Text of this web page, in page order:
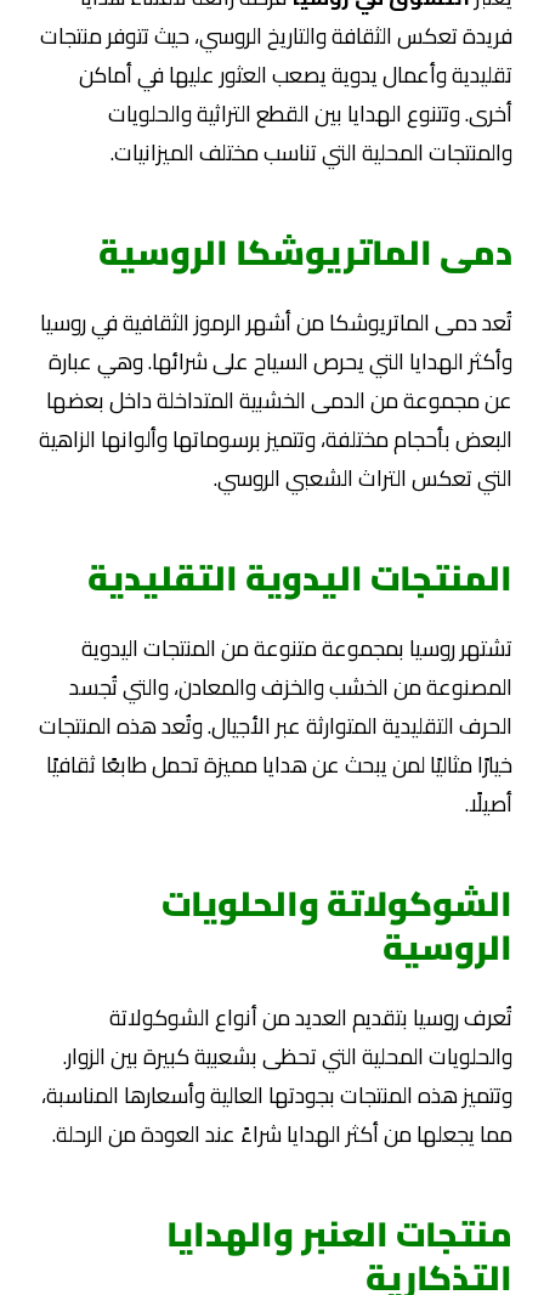
فريدة تعكس الثقافة والتاريخ الروسي، حيث تتوفر منتجات
تقليدية وأعمال يدوية يصعب العثور عليها في أماكن
أخرى. وتتنوع الهدايا بين القطع التراثية والحلويات
والمنتجات المحلية التي تناسب مختلف الميزانيات.
دمى الماتريوشكا الروسية
تُعد دمى الماتريوشكا من أشهر الرموز الثقافية في روسيا
وأكثر الهدايا التي يحرص السياح على شرائها. وهي عبارة
عن مجموعة من الدمى الخشبية المتداخلة داخل بعضها
البعض بأحجام مختلفة، وتتميز برسوماتها وألوانها الزاهية
التي تعكس التراث الشعبي الروسي.
المنتجات اليدوية التقليدية
تشتهر روسيا بمجموعة متنوعة من المنتجات اليدوية
المصنوعة من الخشب والخزف والمعادن، والتي تُجسد
الحرف التقليدية المتوارثة عبر الأجيال. وتُعد هذه المنتجات
خيارًا مثاليًا لمن يبحث عن هدايا مميزة تحمل طابعًا ثقافيًا
أصيلًا.
الشوكولاتة والحلويات
الروسية
تُعرف روسيا بتقديم العديد من أنواع الشوكولاتة
والحلويات المحلية التي تحظى بشعبية كبيرة بين الزوار.
وتتميز هذه المنتجات بجودتها العالية وأسعارها المناسبة،
مما يجعلها من أكثر الهدايا شراءً عند العودة من الرحلة.
منتجات العنبر والهدايا
التذكارية